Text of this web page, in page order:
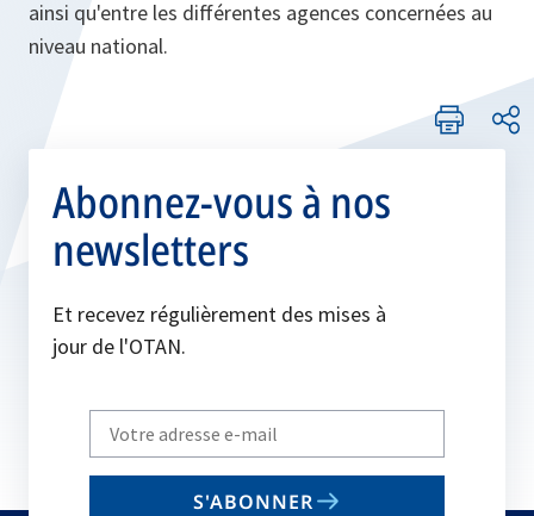
ainsi qu'entre les différentes agences concernées au
niveau national.
Abonnez-vous à nos
newsletters
Et recevez régulièrement des mises à
jour de l'OTAN.
Write
your
email
S'ABONNER